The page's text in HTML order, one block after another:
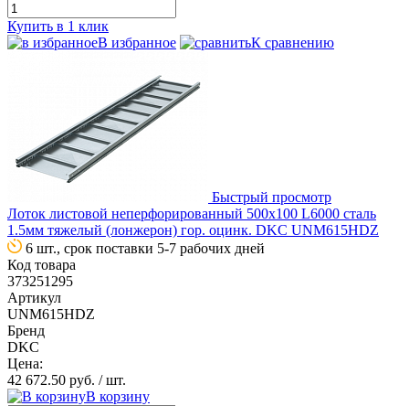
Купить в 1 клик
В избранное
К сравнению
Быстрый просмотр
Лоток листовой неперфорированный 500х100 L6000 сталь
1.5мм тяжелый (лонжерон) гор. оцинк. DKC UNM615HDZ
6 шт., срок поставки 5-7 рабочих дней
Код товара
373251295
Артикул
UNM615HDZ
Бренд
DKC
Цена:
42 672.50 руб. / шт.
В корзину